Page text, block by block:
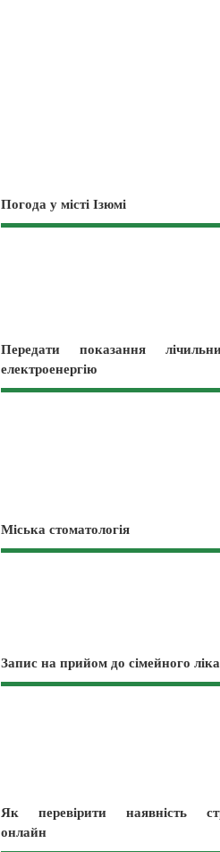
Погода у місті Ізюмі
Передати показання
електроенергію
Міська стоматологія
Запис на прийом до сімейного
Як перевірити наявність
онлайн